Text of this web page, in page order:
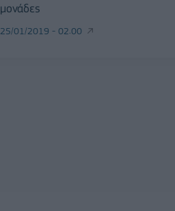
μονάδες
25/01/2019 - 02:00